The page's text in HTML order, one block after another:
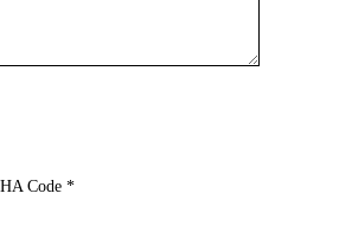
Code *